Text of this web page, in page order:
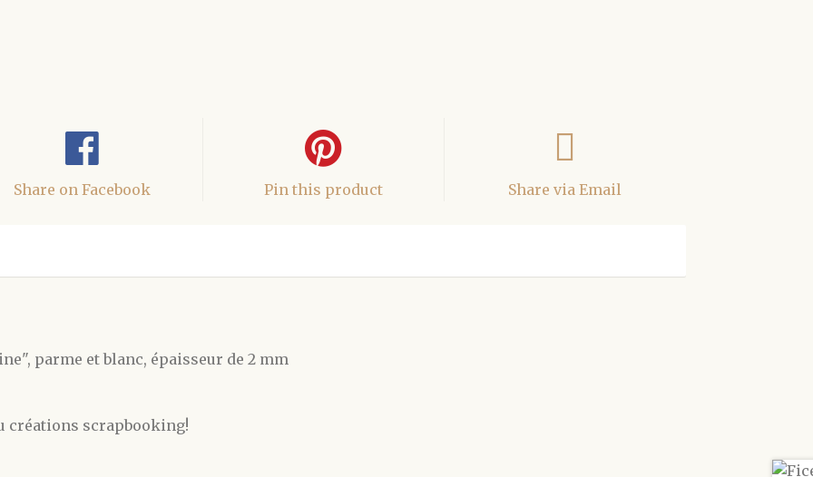
Share on Facebook Pin this product Share via Email
parme et blanc, épaisseur de 2 mm
créations scrapbooking!